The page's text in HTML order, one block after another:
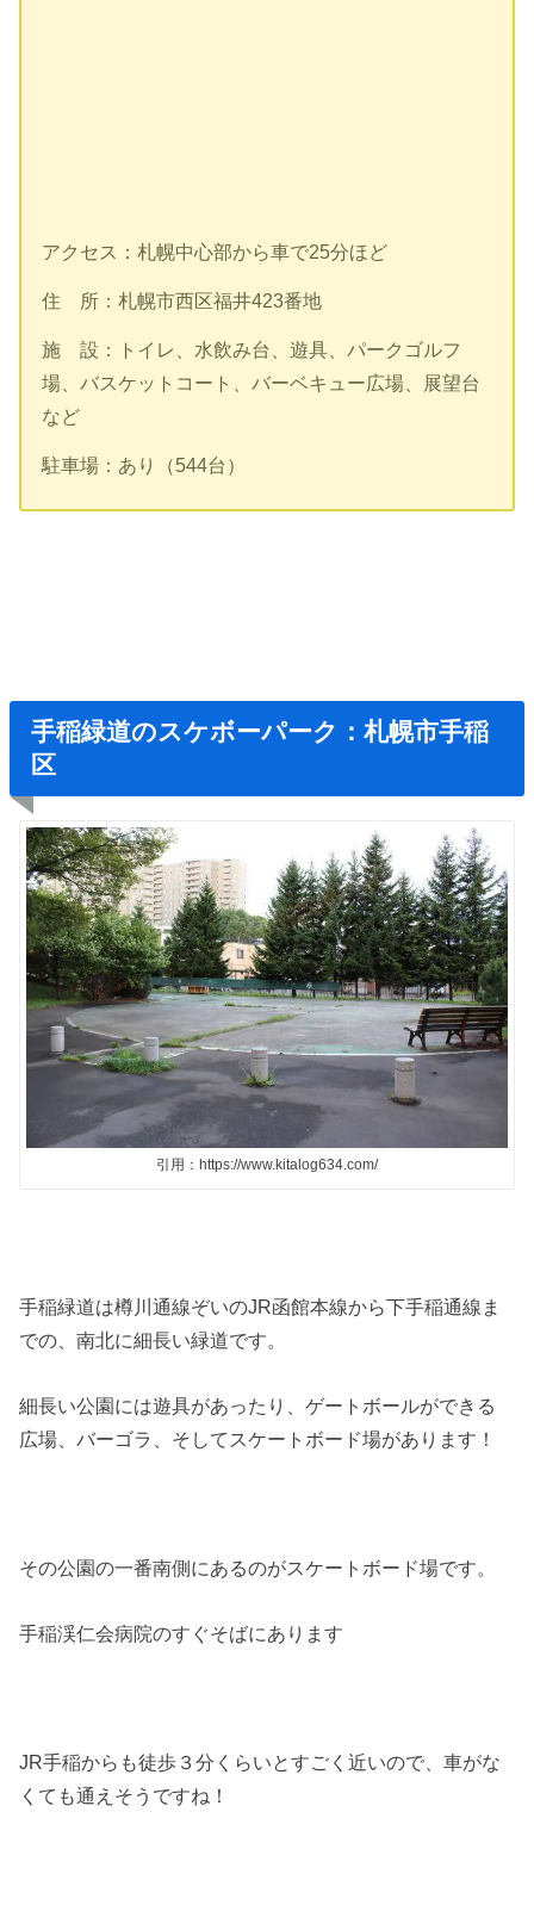
アクセス：札幌中心部から車で25分ほど
住 所：札幌市西区福井423番地
施 設：トイレ、水飲み台、遊具、パークゴルフ
場、バスケットコート、バーベキュー広場、展望台
など
駐車場：あり（544台）
手稲緑道のスケボーパーク：札幌市手稲
区
引用：https://www.kitalog634.com/
手稲緑道は樽川通線ぞいのJR函館本線から下手稲通線ま
での、南北に細長い緑道です。
細長い公園には遊具があったり、ゲートボールができる
広場、バーゴラ、そしてスケートボード場があります！
その公園の一番南側にあるのがスケートボード場です。
手稲渓仁会病院のすぐそばにあります
JR手稲からも徒歩３分くらいとすごく近いので、車がな
くても通えそうですね！